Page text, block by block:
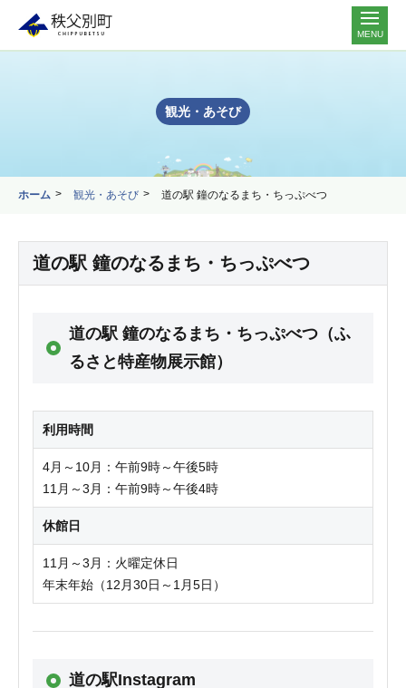
MENU
観光・あそび
ホーム 観光・あそび 道の駅 鐘のなるまち・ちっぷべつ
道の駅 鐘のなるまち・ちっぷべつ
道の駅 鐘のなるまち・ちっぷべつ（ふ
るさと特産物展示館）
利用時間
4月～10月：午前9時～午後5時
11月～3月：午前9時～午後4時
休館日
11月～3月：火曜定休日
年末年始（12月30日～1月5日）
道の駅Instagram